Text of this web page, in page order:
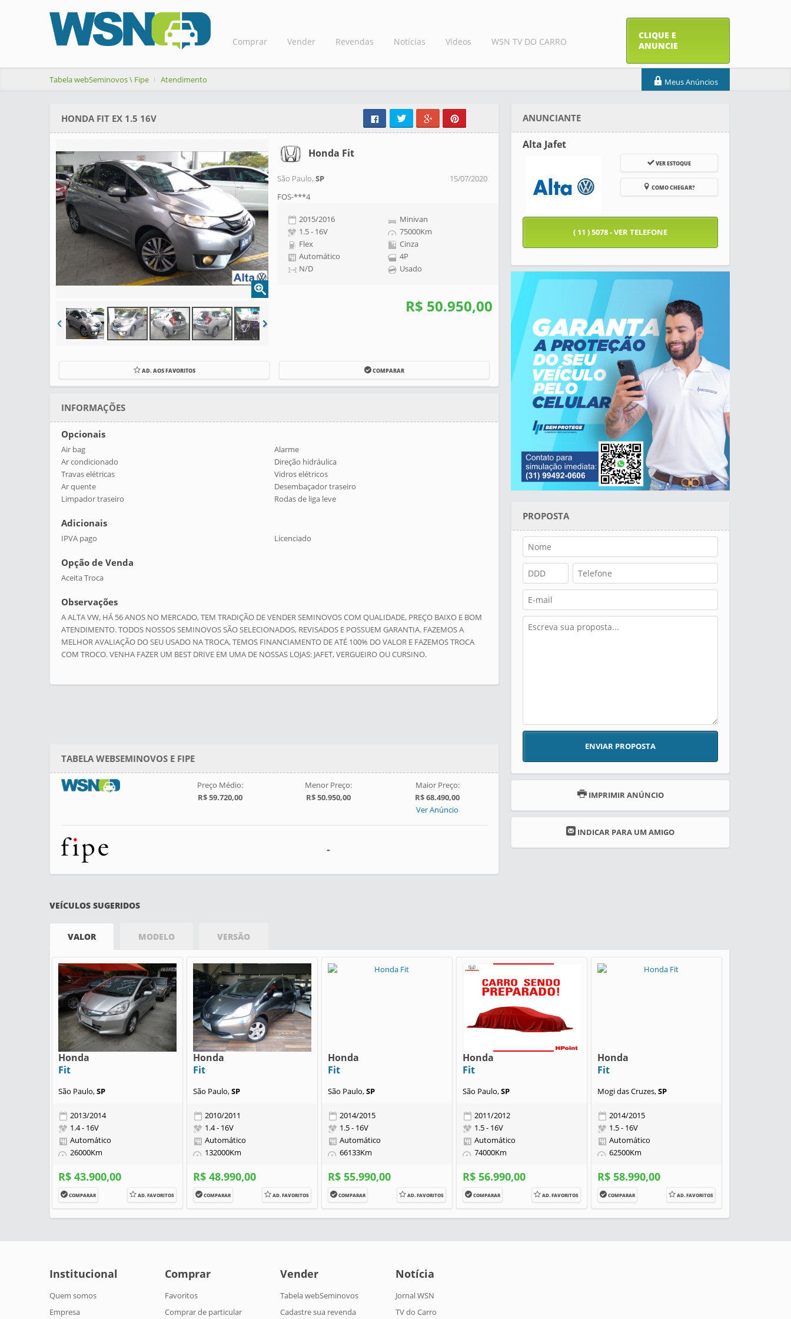
Comprar Vender Revendas Notícias Vídeos WSN TV DO CARRO
CLIQUE E
ANUNCIE
Tabela webSeminovos \ Fipe Atendimento Meus Anúncios
HONDA FIT EX 1.5 16V
Honda Fit
São Paulo, SP
15/07/2020
FOS-***4
2015/2016
1.5 - 16V
Flex
Automático
N/D
Minivan
75000Km
Cinza
4P
Usado
R$ 50.950,00
AD. AOS FAVORITOS COMPARAR
INFORMAÇÕES
Opcionais
Air bag
Alarme
Ar condicionado
Direção hidráulica
Travas elétricas
Vidros elétricos
Ar quente
Desembaçador traseiro
Limpador traseiro
Rodas de liga leve
Adicionais
IPVA pago Licenciado
Opção de Venda
Aceita Troca
Observações
A ALTA VW, HÁ 56 ANOS NO MERCADO, TEM TRADIÇÃO DE VENDER SEMINOVOS COM QUALIDADE, PREÇO BAIXO E BOM
ATENDIMENTO. TODOS NOSSOS SEMINOVOS SÃO SELECIONADOS, REVISADOS E POSSUEM GARANTIA. FAZEMOS A
MELHOR AVALIAÇÃO DO SEU USADO NA TROCA, TEMOS FINANCIAMENTO DE ATÉ 100% DO VALOR E FAZEMOS TROCA
COM TROCO. VENHA FAZER UM BEST DRIVE EM UMA DE NOSSAS LOJAS: JAFET, VERGUEIRO OU CURSINO.
TABELA WEBSEMINOVOS E FIPE
Preço Médio:
R$ 59.720,00
Menor Preço:
R$ 50.950,00
Maior Preço:
R$ 68.490,00
Ver Anúncio
-
ANUNCIANTE
Alta Jafet
VER ESTOQUE
COMO CHEGAR?
( 11 ) 5078 - VER TELEFONE
PROPOSTA
ENVIAR PROPOSTA
IMPRIMIR ANÚNCIO
INDICAR PARA UM AMIGO
VEÍCULOS SUGERIDOS
VALOR MODELO VERSÃO
Honda
Fit
São Paulo,SP
2013/2014
1.4 - 16V
Automático
26000Km
R$ 43.900,00
COMPARAR AD. FAVORITOS
Honda
Fit
São Paulo,SP
2010/2011
1.4 - 16V
Automático
132000Km
R$ 48.990,00
COMPARAR AD. FAVORITOS
Honda
Fit
São Paulo,SP
2014/2015
1.5 - 16V
Automático
66133Km
R$ 55.990,00
COMPARAR AD. FAVORITOS
Honda
Fit
São Paulo,SP
2011/2012
1.5 - 16V
Automático
74000Km
R$ 56.990,00
COMPARAR AD. FAVORITOS
Honda
Fit
Mogi das Cruzes,SP
2014/2015
1.5 - 16V
Automático
62500Km
R$ 58.990,00
COMPARAR AD. FAVORITOS
Institucional
Quem somos
Empresa
Comprar
Favoritos
Comprar de particular
Vender
Tabela webSeminovos
Cadastre sua revenda
Notícia
Jornal WSN
TV do Carro